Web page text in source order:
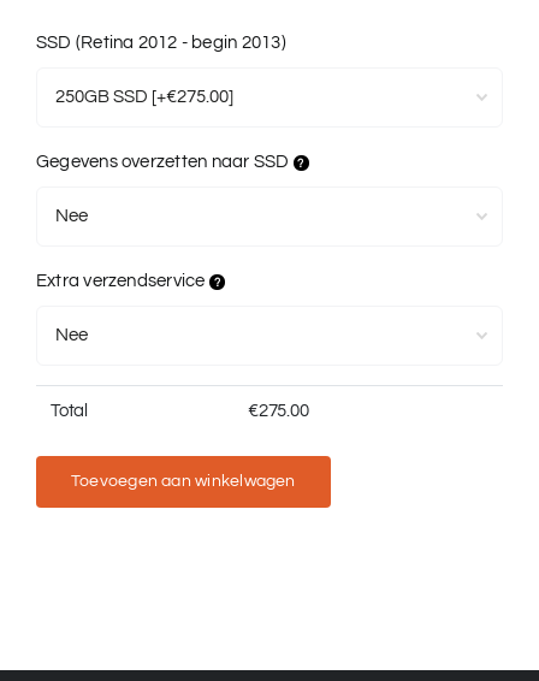
SSD (Retina 2012 - begin 2013)
Gegevens overzetten naar SSD
Extra verzendservice
Total €275.00
Toevoegen aan winkelwagen